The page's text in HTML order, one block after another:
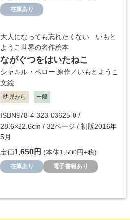
在庫あり
大人になっても忘れたくない いもと
ようこ世界の名作絵本
ながぐつをはいたねこ
シャルル・ペロー 原作／いもとようこ
文絵
幼児から 一般
ISBN978-4-323-03625-0 /
28.6×22.6cm / 32ページ / 初版2016年
5月
定価1,650円 (本体1,500円+税)
在庫あり 電子書籍あり